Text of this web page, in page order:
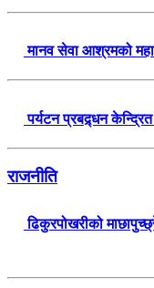
मानव सेवा आश्रमको
पर्यटन प्रबद्र्धन
राजनीति
ढिकुरपोखरीको